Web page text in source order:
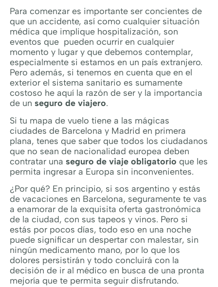
Para comenzar es importante ser concientes de
que un accidente, así como cualquier situación
médica que implique hospitalización, son
eventos que pueden ocurrir en cualquier
momento y lugar y que debemos contemplar,
especialmente si estamos en un país extranjero.
Pero además, si tenemos en cuenta que en el
exterior el sistema sanitario es sumamente
costoso he aquí la razón de ser y la importancia
de un seguro de viajero.
Si tu mapa de vuelo tiene a las mágicas
ciudades de Barcelona y Madrid en primera
plana, tenes que saber que todos los ciudadanos
que no sean de nacionalidad europea deben
contratar una seguro de viaje obligatorio que les
permita ingresar a Europa sin inconvenientes.
¿Por qué? En principio, si sos argentino y estás
de vacaciones en Barcelona, seguramente te vas
a enamorar de la exquisita oferta gastronómica
de la ciudad, con sus tapeos y vinos. Pero si
estás por pocos días, todo eso en una noche
puede significar un despertar con malestar, sin
ningún medicamento mano, por lo que los
dolores persistirán y todo concluirá con la
decisión de ir al médico en busca de una pronta
mejoría que te permita seguir disfrutando.